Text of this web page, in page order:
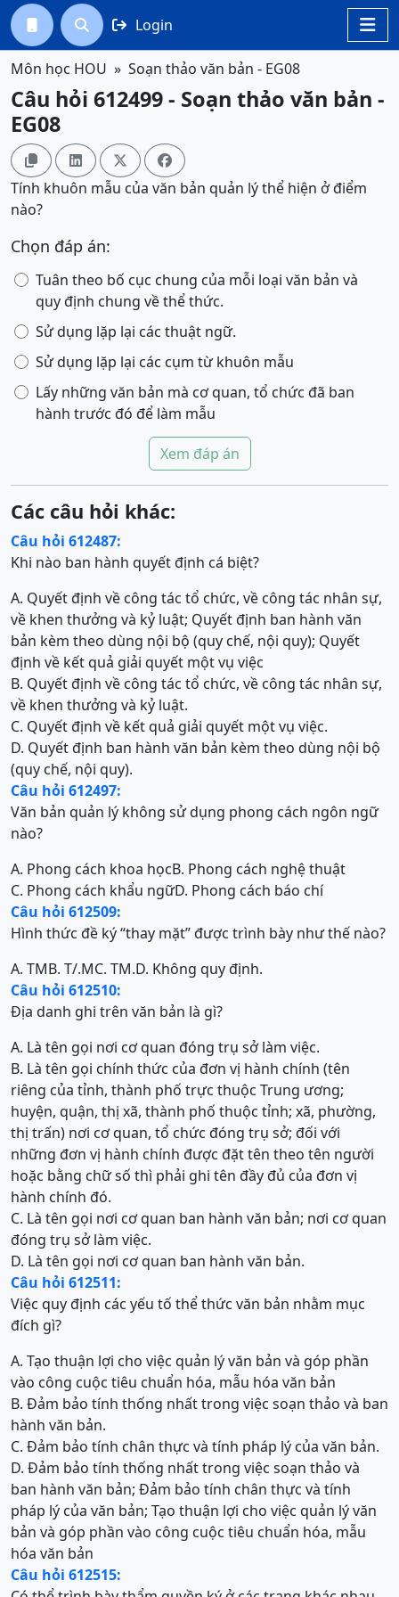

  Login
Môn học HOU Soạn thảo văn bản - EG08
Câu hỏi 612499 - Soạn thảo văn bản -
EG08
   
Tính khuôn mẫu của văn bản quản lý thể hiện ở điểm
nào?
Chọn đáp án:
Tuân theo bố cục chung của mỗi loại văn bản và
quy định chung về thể thức.
Sử dụng lặp lại các thuật ngữ.
Sử dụng lặp lại các cụm từ khuôn mẫu
Lấy những văn bản mà cơ quan, tổ chức đã ban
hành trước đó để làm mẫu
Xem đáp án
Các câu hỏi khác:
Câu hỏi 612487:
Khi nào ban hành quyết định cá biệt?
A. Quyết định về công tác tổ chức, về công tác nhân sự,
về khen thưởng và kỷ luật; Quyết định ban hành văn
bản kèm theo dùng nội bộ (quy chế, nội quy); Quyết
định về kết quả giải quyết một vụ việc
B. Quyết định về công tác tổ chức, về công tác nhân sự,
về khen thưởng và kỷ luật.
C. Quyết định về kết quả giải quyết một vụ việc.
D. Quyết định ban hành văn bản kèm theo dùng nội bộ
(quy chế, nội quy).
Câu hỏi 612497:
Văn bản quản lý không sử dụng phong cách ngôn ngữ
nào?
A. Phong cách khoa họcB. Phong cách nghệ thuật
C. Phong cách khẩu ngữD. Phong cách báo chí
Câu hỏi 612509:
Hình thức đề ký “thay mặt” được trình bày như thế nào?
A. TMB. T/.MC. TM.D. Không quy định.
Câu hỏi 612510:
Địa danh ghi trên văn bản là gì?
A. Là tên gọi nơi cơ quan đóng trụ sở làm việc.
B. Là tên gọi chính thức của đơn vị hành chính (tên
riêng của tỉnh, thành phố trực thuộc Trung ương;
huyện, quận, thị xã, thành phố thuộc tỉnh; xã, phường,
thị trấn) nơi cơ quan, tổ chức đóng trụ sở; đối với
những đơn vị hành chính được đặt tên theo tên người
hoặc bằng chữ số thì phải ghi tên đầy đủ của đơn vị
hành chính đó.
C. Là tên gọi nơi cơ quan ban hành văn bản; nơi cơ quan
đóng trụ sở làm việc.
D. Là tên gọi nơi cơ quan ban hành văn bản.
Câu hỏi 612511:
Việc quy định các yếu tố thể thức văn bản nhằm mục
đích gì?
A. Tạo thuận lợi cho việc quản lý văn bản và góp phần
vào công cuộc tiêu chuẩn hóa, mẫu hóa văn bản
B. Đảm bảo tính thống nhất trong việc soạn thảo và ban
hành văn bản.
C. Đảm bảo tính chân thực và tính pháp lý của văn bản.
D. Đảm bảo tính thống nhất trong việc soạn thảo và
ban hành văn bản; Đảm bảo tính chân thực và tính
pháp lý của văn bản; Tạo thuận lợi cho việc quản lý văn
bản và góp phần vào công cuộc tiêu chuẩn hóa, mẫu
hóa văn bản
Câu hỏi 612515: